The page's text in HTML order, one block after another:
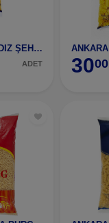
ANKARA MAK.YILDIZ ŞEHRİYE 500G
ADET 3000